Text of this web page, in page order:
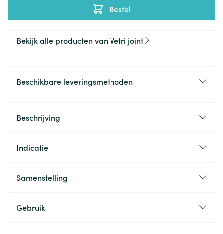
Bestel
Bekijk alle producten van Vetri joint
Beschikbare leveringsmethoden
Beschrijving
Indicatie
Samenstelling
Gebruik